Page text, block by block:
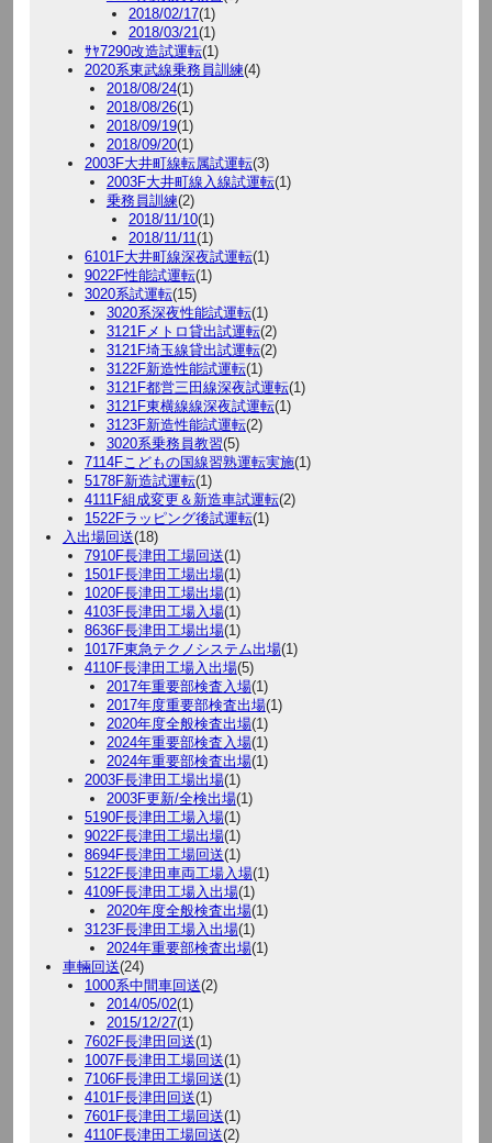
2018/02/17(1)
2018/03/21(1)
ｻﾔ7290改造試運転(1)
2020系東武線乗務員訓練(4)
2018/08/24(1)
2018/08/26(1)
2018/09/19(1)
2018/09/20(1)
2003F大井町線転属試運転(3)
2003F大井町線入線試運転(1)
乗務員訓練(2)
2018/11/10(1)
2018/11/11(1)
6101F大井町線深夜試運転(1)
9022F性能試運転(1)
3020系試運転(15)
3020系深夜性能試運転(1)
3121Fメトロ貸出試運転(2)
3121F埼玉線貸出試運転(2)
3122F新造性能試運転(1)
3121F都営三田線深夜試運転(1)
3121F東横線線深夜試運転(1)
3123F新造性能試運転(2)
3020系乗務員教習(5)
7114Fこどもの国線習熟運転実施(1)
5178F新造試運転(1)
4111F組成変更＆新造車試運転(2)
1522Fラッピング後試運転(1)
入出場回送(18)
7910F長津田工場回送(1)
1501F長津田工場出場(1)
1020F長津田工場出場(1)
4103F長津田工場入場(1)
8636F長津田工場出場(1)
1017F東急テクノシステム出場(1)
4110F長津田工場入出場(5)
2017年重要部検査入場(1)
2017年度重要部検査出場(1)
2020年度全般検査出場(1)
2024年重要部検査入場(1)
2024年重要部検査出場(1)
2003F長津田工場出場(1)
2003F更新/全検出場(1)
5190F長津田工場入場(1)
9022F長津田工場出場(1)
8694F長津田工場回送(1)
5122F長津田車両工場入場(1)
4109F長津田工場入出場(1)
2020年度全般検査出場(1)
3123F長津田工場入出場(1)
2024年重要部検査出場(1)
車輛回送(24)
1000系中間車回送(2)
2014/05/02(1)
2015/12/27(1)
7602F長津田回送(1)
1007F長津田工場回送(1)
7106F長津田工場回送(1)
4101F長津田回送(1)
7601F長津田工場回送(1)
4110F長津田工場回送(2)